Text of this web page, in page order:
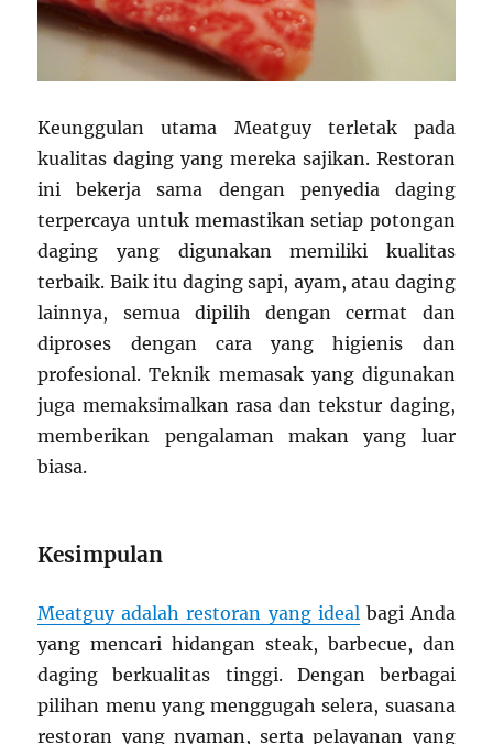
Keunggulan utama Meatguy terletak pada
kualitas daging yang mereka sajikan. Restoran
ini bekerja sama dengan penyedia daging
terpercaya untuk memastikan setiap potongan
daging yang digunakan memiliki kualitas
terbaik. Baik itu daging sapi, ayam, atau daging
lainnya, semua dipilih dengan cermat dan
diproses dengan cara yang higienis dan
profesional. Teknik memasak yang digunakan
juga memaksimalkan rasa dan tekstur daging,
memberikan pengalaman makan yang luar
biasa.
Kesimpulan
Meatguy adalah restoran yang ideal bagi Anda
yang mencari hidangan steak, barbecue, dan
daging berkualitas tinggi. Dengan berbagai
pilihan menu yang menggugah selera, suasana
restoran yang nyaman, serta pelayanan yang